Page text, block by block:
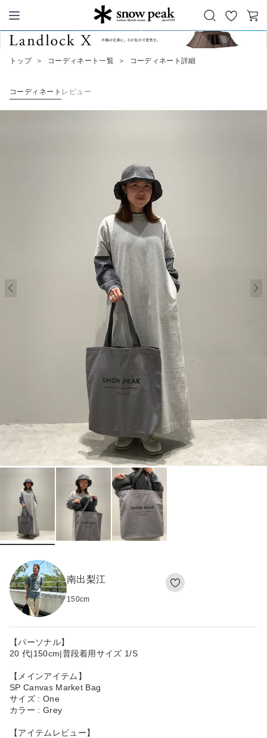
Snow Peak
お
気
カ
トップ ＞ コーディネート一覧 ＞ コーディネート詳細
コーディネート レビュー
南出梨江
150cm
【パーソナル】
20 代|150cm|普段着用サイズ 1/S
【メインアイテム】
SP Canvas Market Bag
サイズ : One
カラー : Grey
【アイテムレビュー】